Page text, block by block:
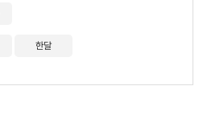
한달